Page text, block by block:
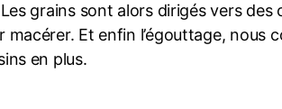
grains sont alors dirigés vers des
Et enfin l’égouttage, nous
en plus.